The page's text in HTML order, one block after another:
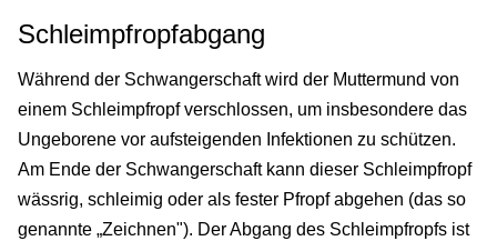
Schleimpfropfabgang
Während der Schwangerschaft wird der Muttermund von
einem Schleimpfropf verschlossen, um insbesondere das
Ungeborene vor aufsteigenden Infektionen zu schützen.
Am Ende der Schwangerschaft kann dieser Schleimpfropf
wässrig, schleimig oder als fester Pfropf abgehen (das so
genannte „Zeichnen"). Der Abgang des Schleimpfropfs ist